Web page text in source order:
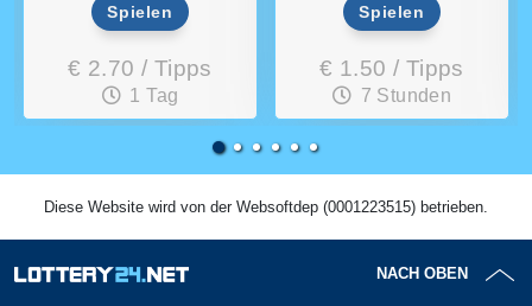
Spielen
€ 2.70 / Tipps
1 Tag
Spielen
€ 1.50 / Tipps
7 Stunden
Diese Website wird von der Websoftdep (0001223515) betrieben.
NACH OBEN